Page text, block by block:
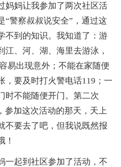
妈妈让我参加了两次社区活
“警察叔叔说安全”，通过这
不到的知识。我知道了：游
、河、湖、海里去游泳，
易出现意外；不能在家随便
，要及时打火警电话119；一
时不能随便开门。第二次
参加这次活动的那天，天上
不要去了吧，但我说既然报
！
起到社区参加了活动，不